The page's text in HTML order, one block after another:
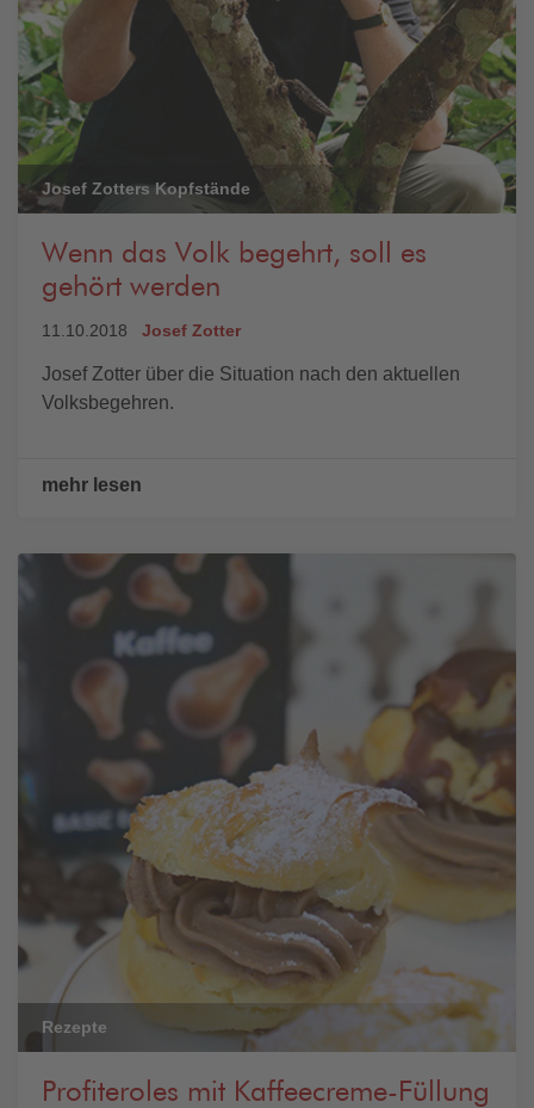
Josef Zotters Kopfstände
Wenn das Volk begehrt, soll es
gehört werden
11.10.2018 Josef Zotter
Josef Zotter über die Situation nach den aktuellen
Volksbegehren.
mehr lesen
Rezepte
Profiteroles mit Kaffeecreme-Füllung